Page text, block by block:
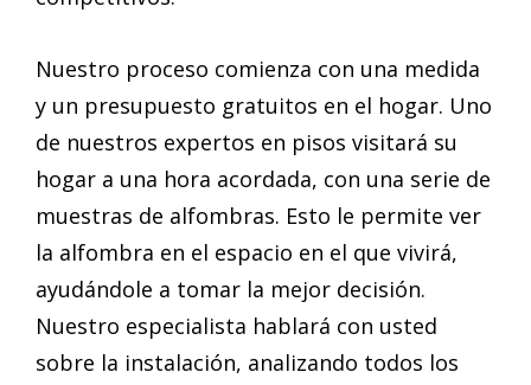
Nuestro proceso comienza con una medida
y un presupuesto gratuitos en el hogar. Uno
de nuestros expertos en pisos visitará su
hogar a una hora acordada, con una serie de
muestras de alfombras. Esto le permite ver
la alfombra en el espacio en el que vivirá,
ayudándole a tomar la mejor decisión.
Nuestro especialista hablará con usted
sobre la instalación, analizando todos los